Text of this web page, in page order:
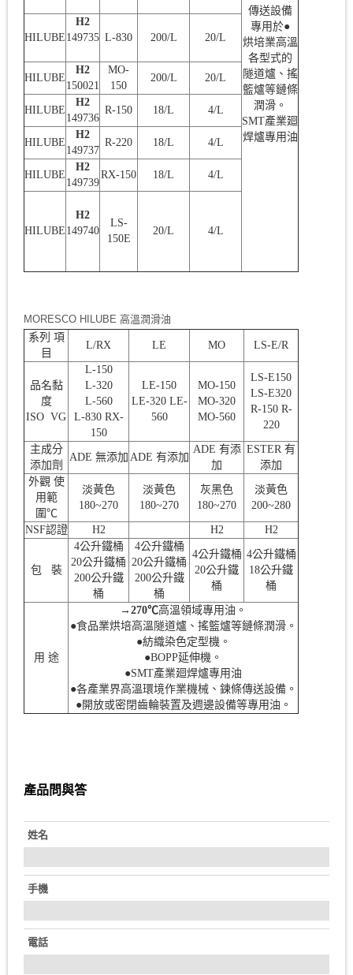
傳送設備
專用於●
烘培業高溫
各型式的
隧道爐、搖
籃爐等鏈條
潤滑。
SMT產業廻
焊爐專用油
HILUBE
H2
149735 L-830 200/L 20/L
HILUBE
H2
150021
MO-
150
200/L 20/L
HILUBE
H2
149736
R-150 18/L 4/L
HILUBE
H2
149737
R-220 18/L 4/L
HILUBE
H2
149739
RX-150 18/L 4/L
HILUBE
H2
149740
LS-
150E
20/L 4/L
MORESCO HILUBE 高溫潤滑油
系列 項
目
L/RX LE MO LS-E/R
品名黏
度
ISO VG
L-150
L-320
L-560
L-830 RX-
150
LE-150
LE-320 LE-
560
MO-150
MO-320
MO-560
LS-E150
LS-E320
R-150 R-
220
主成分
添加劑
ADE 無添加 ADE 有添加
ADE 有添
加
ESTER 有
添加
外觀 使
用範
圍℃
淡黃色
180~270
淡黃色
180~270
灰黑色
180~270
淡黃色
200~280
NSF認證 H2 H2 H2
包 裝
4公升鐵桶
20公升鐵桶
200公升鐵
桶
4公升鐵桶
20公升鐵桶
200公升鐵
桶
4公升鐵桶
20公升鐵
桶
4公升鐵桶
18公升鐵
桶
用 途
→270℃高溫領域專用油。
●食品業烘培高溫隧道爐、搖籃爐等鏈條潤滑。
●紡織染色定型機。
●BOPP延伸機。
●SMT產業廻焊爐專用油
●各產業界高溫環境作業機械、鍊條傳送設備。
●開放或密閉齒輪裝置及週邊設備等專用油。
產品問與答
姓名
手機
電話